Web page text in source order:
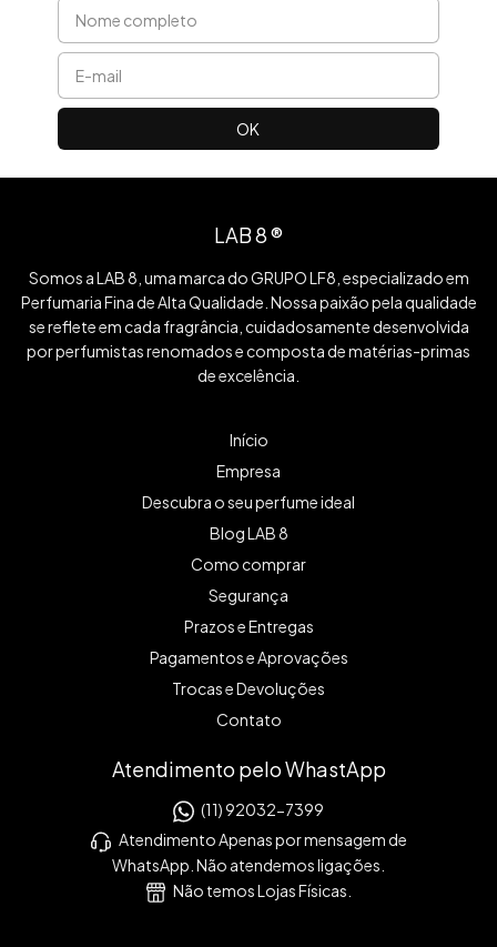
LAB 8 ®
Somos a LAB 8, uma marca do GRUPO LF8, especializado em
Perfumaria Fina de Alta Qualidade. Nossa paixão pela qualidade
se reflete em cada fragrância, cuidadosamente desenvolvida
por perfumistas renomados e composta de matérias-primas
de excelência.
Início
Empresa
Descubra o seu perfume ideal
Blog LAB 8
Como comprar
Segurança
Prazos e Entregas
Pagamentos e Aprovações
Trocas e Devoluções
Contato
Atendimento pelo WhastApp
(11) 92032-7399
Atendimento Apenas por mensagem de
WhatsApp. Não atendemos ligações.
Não temos Lojas Físicas.